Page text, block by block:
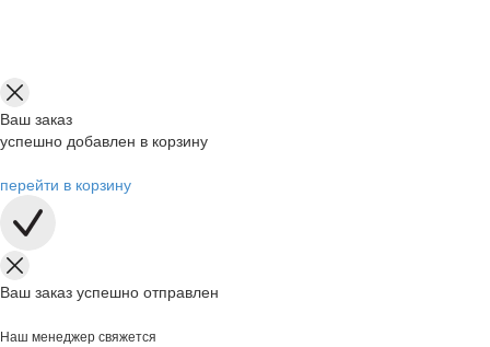
Ваш заказ
успешно добавлен в корзину
перейти в корзину
Ваш заказ успешно отправлен
Наш менеджер свяжется